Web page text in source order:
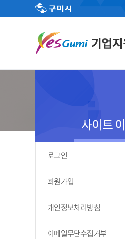
사이트
로그인
회원가입
개인정보처리방침
이메일무단수집거부